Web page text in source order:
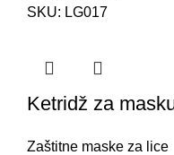
SKU: LG017
Ketridž za
Zaštitne maske za lice